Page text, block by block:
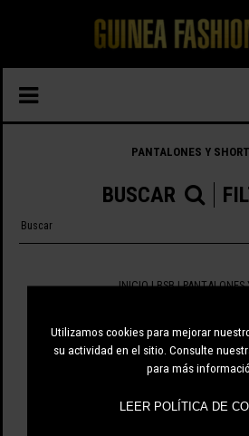
Utilizamos cookies para mejorar
su actividad en el sitio. Consulte
para más
PANTALONES Y
BUSCAR
INICIO|BSB|PANTALONES
No hay artículos
LEER POLÍTICA DE